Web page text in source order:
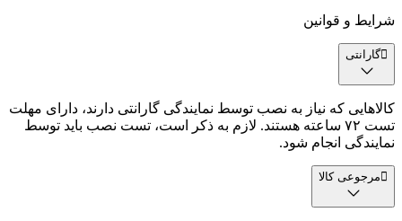
شرایط و قوانین
گارانتی
کالاهایی که نیاز به نصب توسط نمایندگی گارانتی دارند، دارای مهلت
تست ۷۲ ساعته هستند. لازم به ذکر است، تست نصب باید توسط
نمایندگی انجام شود.
مرجوعی کالا